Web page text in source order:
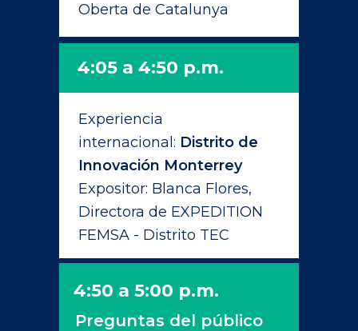
4:05 a 4:50 p.m.
4:50 a 5:00 p.m.
Preguntas del público
Oberta de Catalunya
Experiencia
internacional: Distrito de
Innovación Monterrey
Expositor: Blanca Flores,
Directora de EXPEDITION
FEMSA - Distrito TEC